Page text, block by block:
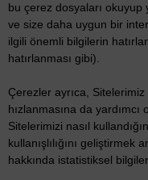
bu çerez dosyaları okuyup
ve size daha uygun bir
ilgili önemli bilgilerin
hatırlanması gibi).
Çerezler ayrıca,
hızlanmasına da
Sitelerimizi nasıl
kullanışlılığını geliştirmek
hakkında istatistiksel